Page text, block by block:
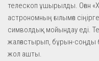
телескоп ұшырылды. Оған
астрономның ғылымға
символдық мойындау еді.
жалғастырып, бұрын-соңды
жол ашты.